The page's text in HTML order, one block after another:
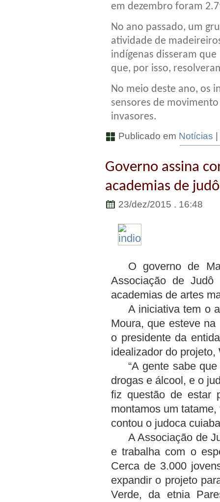
em dezembro foram
No ano passado, um
atividade de
indígenas disseram
que, por isso,
No meio deste ano, os
sensores de
invasores.
Publicado em Notícias
Governo assina
academias de
23/dez/2015 . 16:48
O governo de
Associação de
academias de artes
A iniciativa tem o
Moura, que esteve
o presidente da
idealizador do projeto,
“A gente sabe
drogas e álcool, e o
fiz questão de estar
montamos um
contou o judoca
A Associação de
e trabalha com o
Cerca de 3.000
expandir o projeto
Verde, da etnia